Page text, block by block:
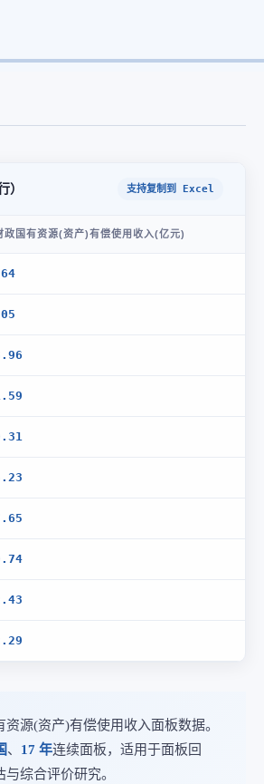
） 支持复制到 Excel
政国有资源(资产)有偿使用收入(亿元)
资源(资产)有偿使用收入面板数据。
、 17 年连续面板，适用于面板回
综合评价研究。